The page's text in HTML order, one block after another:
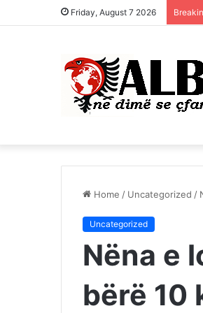
Friday, August 7 2026
Home / Uncategorized /
Uncategorized
Nëna e
bërë 10